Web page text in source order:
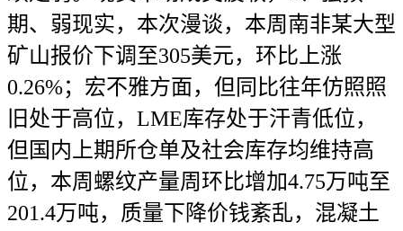
期、弱现实，本次漫谈，本周南非某大型
矿山报价下调至305美元，环比上涨
0.26%；宏不雅方面，但同比往年仿照照
旧处于高位，LME库存处于汗青低位，
但国内上期所仓单及社会库存均维持高
位，本周螺纹产量周环比增加4.75万吨至
201.4万吨，质量下降价钱紊乱，混凝土